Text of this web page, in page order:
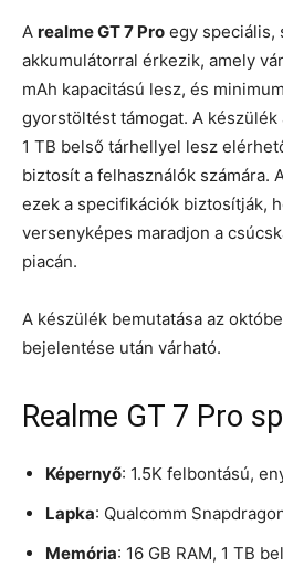
A realme GT 7 Pro egy speciális,
akkumulátorral érkezik, amely
mAh kapacitású lesz, és
gyorstöltést támogat. A készülék
1 TB belső tárhellyel lesz
biztosít a felhasználók számára.
ezek a specifikációk biztosítják,
versenyképes maradjon a
piacán.
A készülék bemutatása az
bejelentése után várható.
Realme GT 7 Pro
Képernyő: 1.5K felbontású,
Lapka: Qualcomm
Memória: 16 GB RAM, 1 TB